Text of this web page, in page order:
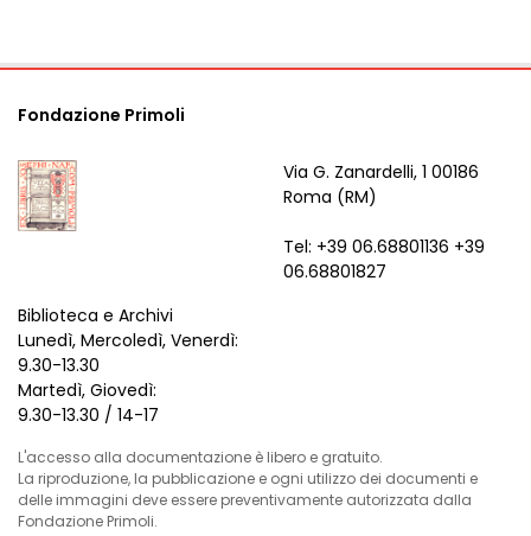
Fondazione Primoli
Via G. Zanardelli, 1 00186
Roma (RM)
Tel: +39 06.68801136 +39
06.68801827
Biblioteca e Archivi
Lunedì, Mercoledì, Venerdì:
9.30-13.30
Martedì, Giovedì:
9.30-13.30 / 14-17
L'accesso alla documentazione è libero e gratuito.
La riproduzione, la pubblicazione e ogni utilizzo dei documenti e
delle immagini deve essere preventivamente autorizzata dalla
Fondazione Primoli.